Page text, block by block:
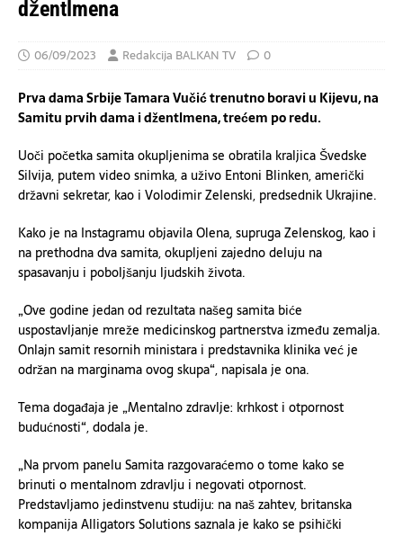
džentlmena
06/09/2023 Redakcija BALKAN TV 0
Prva dama Srbije Tamara Vučić trenutno boravi u Kijevu, na
Samitu prvih dama i džentlmena, trećem po redu.
Uoči početka samita okupljenima se obratila kraljica Švedske
Silvija, putem video snimka, a uživo Entoni Blinken, američki
državni sekretar, kao i Volodimir Zelenski, predsednik Ukrajine.
Kako je na Instagramu objavila Olena, supruga Zelenskog, kao i
na prethodna dva samita, okupljeni zajedno deluju na
spasavanju i poboljšanju ljudskih života.
„Ove godine jedan od rezultata našeg samita biće
uspostavljanje mreže medicinskog partnerstva između zemalja.
Onlajn samit resornih ministara i predstavnika klinika već je
održan na marginama ovog skupa“, napisala je ona.
Tema događaja je „Mentalno zdravlje: krhkost i otpornost
budućnosti“, dodala je.
„Na prvom panelu Samita razgovaraćemo o tome kako se
brinuti o mentalnom zdravlju i negovati otpornost.
Predstavljamo jedinstvenu studiju: na naš zahtev, britanska
kompanija Alligators Solutions saznala je kako se psihički